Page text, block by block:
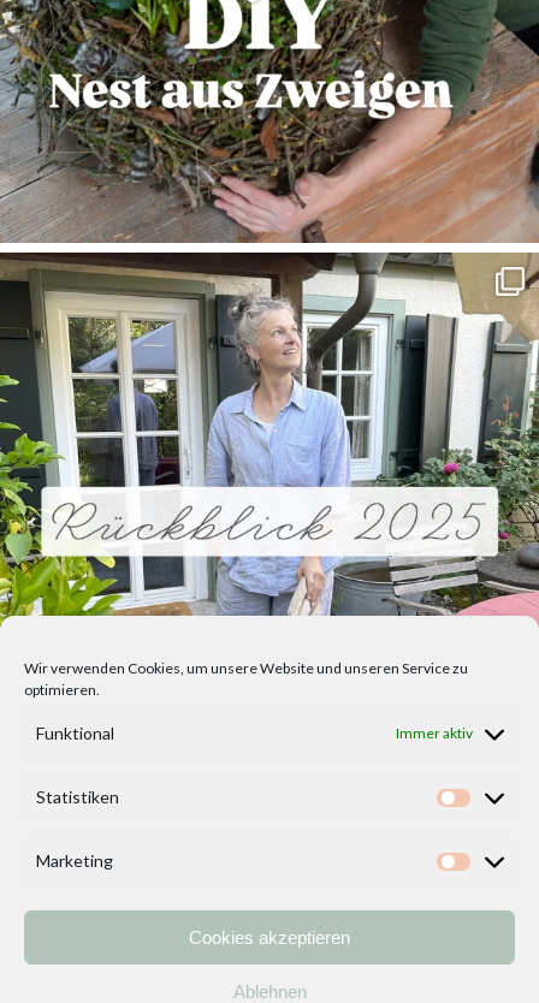
Wir verwenden Cookies, um unsere Website und unseren Service zu
optimieren.
Funktional Immer aktiv
Statistiken
Marketing
Cookies akzeptieren
Ablehnen
Kontakt